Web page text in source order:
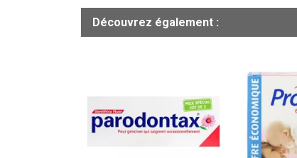
Découvrez également :